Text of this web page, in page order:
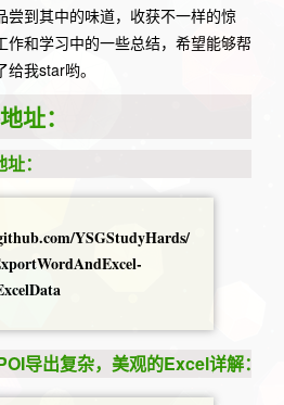
尝到其中的味道，收获不一样的惊
作和学习中的一些总结，希望能够帮
我star哟。
址：
：
YSGStudyHards/
导出复杂，美观的Excel详解：